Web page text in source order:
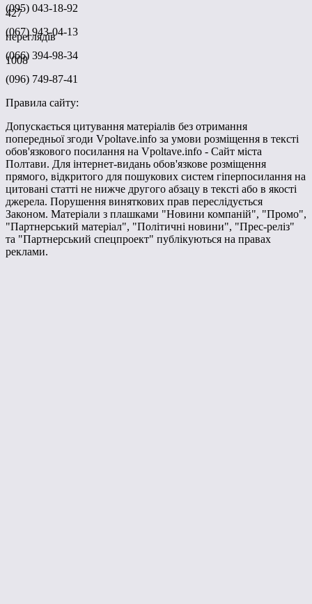
427
переглядів
1008
(095) 043-18-92
(067) 943-04-13
(066) 394-98-34
(096) 749-87-41
Правила сайту:
Допускається цитування матеріалів без отримання
попередньої згоди Vpoltave.info за умови розміщення в тексті
обов'язкового посилання на Vpoltave.info - Сайт міста
Полтави. Для інтернет-видань обов'язкове розміщення
прямого, відкритого для пошукових систем гіперпосилання на
цитовані статті не нижче другого абзацу в тексті або в якості
джерела. Порушення виняткових прав переслідується
Законом. Матеріали з плашками "Новини компаній", "Промо",
"Партнерський матеріал", "Політичні новини", "Прес-реліз"
та "Партнерський спецпроект" публікуються на правах
реклами.